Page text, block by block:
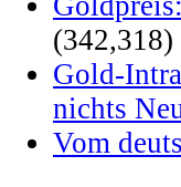
(342,318)
Gold-
nichts
Vom